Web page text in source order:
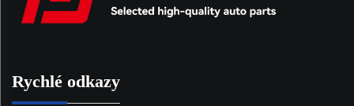
Rychlé odkazy